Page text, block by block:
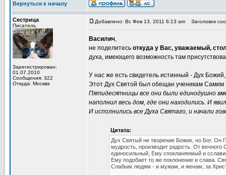
Вернуться к началу
Сестрица
Писатель
Зарегистрирован:
01.07.2010
Сообщения: 322
Откуда: Москва
Добавлено: Вс Фев 13, 2011 6:13 am Заголовок
Василич,
не поделитесь откуда у Вас, уважаемый,
духа, имеющего возможность там
У нас же есть свидетель истинный - Дух
Этот Дух Святой был обещан ученикам
Пятидесятницы все они были единодушно
наполнил весь дом, где они находились. И
И исполнились все Духа Святаго, и начали
Цитата:
Дух Святый не творение Божие, но Бог. Он
мудрость, производит радость. От
единосильный, Ему спокланяемый и
Ему подобает то же поклонение и слава.
Слабым людям - и мужам, и женам, за